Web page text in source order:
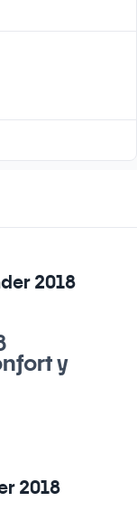
2018
y
tu compañero
diarias, ya
una
2018